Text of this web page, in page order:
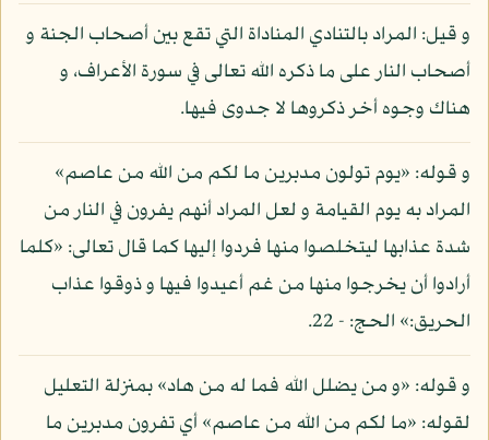
و قيل: المراد بالتنادي المناداة التي تقع بين أصحاب الجنة و
أصحاب النار على ما ذكره الله تعالى في سورة الأعراف، و
هناك وجوه أخر ذكروها لا جدوى فيها.
و قوله: «يوم تولون مدبرين ما لكم من الله من عاصم»
المراد به يوم القيامة و لعل المراد أنهم يفرون في النار من
شدة عذابها ليتخلصوا منها فردوا إليها كما قال تعالى: «كلما
أرادوا أن يخرجوا منها من غم أعيدوا فيها و ذوقوا عذاب
الحريق:» الحج: - 22.
و قوله: «و من يضلل الله فما له من هاد» بمنزلة التعليل
لقوله: «ما لكم من الله من عاصم» أي تفرون مدبرين ما